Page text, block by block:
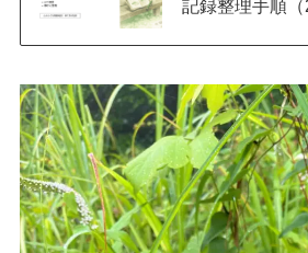
記録整理手順（